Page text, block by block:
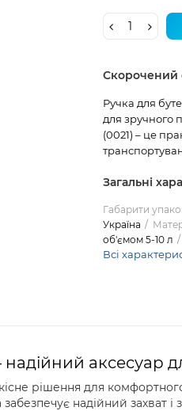
Скорочений
Ручка для
для зручного
(0021) – це
Загальні
Габарити
Україна
об'ємом 5-10 л
Всі
надійний аксесуар
рішення для
надійний захват і